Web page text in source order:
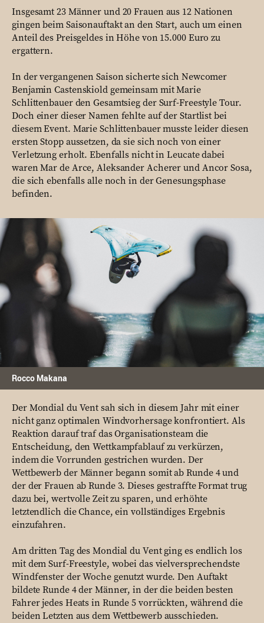
Insgesamt 23 Männer und 20 Frauen aus 12 Nationen
gingen beim Saisonauftakt an den Start, auch um einen
Anteil des Preisgeldes in Höhe von 15.000 Euro zu
ergattern.
In der vergangenen Saison sicherte sich Newcomer
Benjamin Castenskiold gemeinsam mit Marie
Schlittenbauer den Gesamtsieg der Surf-Freestyle Tour.
Doch einer dieser Namen fehlte auf der Startlist bei
diesem Event. Marie Schlittenbauer musste leider diesen
ersten Stopp aussetzen, da sie sich noch von einer
Verletzung erholt. Ebenfalls nicht in Leucate dabei
waren Mar de Arce, Aleksander Acherer und Ancor Sosa,
die sich ebenfalls alle noch in der Genesungsphase
befinden.
Rocco Makana
Der Mondial du Vent sah sich in diesem Jahr mit einer
nicht ganz optimalen Windvorhersage konfrontiert. Als
Reaktion darauf traf das Organisationsteam die
Entscheidung, den Wettkampfablauf zu verkürzen,
indem die Vorrunden gestrichen wurden. Der
Wettbewerb der Männer begann somit ab Runde 4 und
der der Frauen ab Runde 3. Dieses gestraffte Format trug
dazu bei, wertvolle Zeit zu sparen, und erhöhte
letztendlich die Chance, ein vollständiges Ergebnis
einzufahren.
Am dritten Tag des Mondial du Vent ging es endlich los
mit dem Surf-Freestyle, wobei das vielversprechendste
Windfenster der Woche genutzt wurde. Den Auftakt
bildete Runde 4 der Männer, in der die beiden besten
Fahrer jedes Heats in Runde 5 vorrückten, während die
beiden Letzten aus dem Wettbewerb ausschieden.